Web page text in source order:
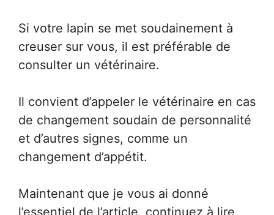
Si votre lapin se met soudainement à
creuser sur vous, il est préférable de
consulter un vétérinaire.
Il convient d’appeler le vétérinaire en cas
de changement soudain de personnalité
et d’autres signes, comme un
changement d’appétit.
Maintenant que je vous ai donné